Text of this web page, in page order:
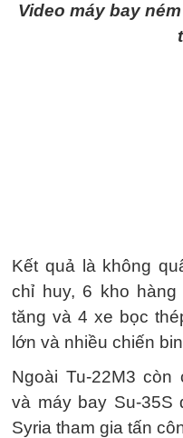
Video máy bay
Kết quả là không
chỉ huy, 6 kho
tăng và 4 xe bọc
lớn và nhiều chiến
Ngoài Tu-22M3
và máy bay Su-35S
Syria tham gia tấn